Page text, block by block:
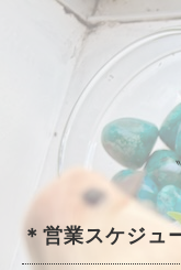
＊営業スケジュ